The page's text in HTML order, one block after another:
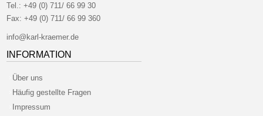
Tel.:+49 (0) 711/ 66 99 30
Fax: +49 (0) 711/ 66 99 360
info@karl-kraemer.de
INFORMATION
Über uns
Häufig gestellte Fragen
Impressum